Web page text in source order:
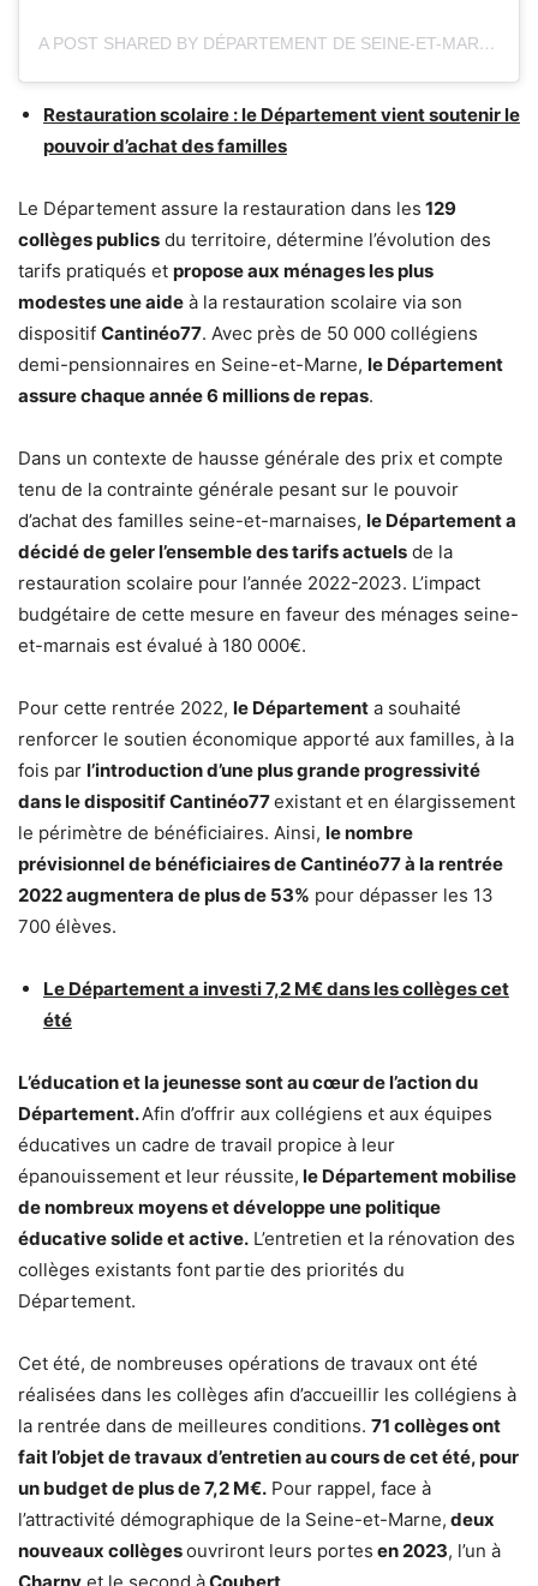
A POST SHARED BY DÉPARTEMENT DE SEINE-ET-MARNE (@DEPARTEMENT77)
Restauration scolaire : le Département vient soutenir le
pouvoir d’achat des familles
Le Département assure la restauration dans les 129
collèges publics du territoire, détermine l’évolution des
tarifs pratiqués et propose aux ménages les plus
modestes une aide à la restauration scolaire via son
dispositif Cantinéo77. Avec près de 50 000 collégiens
demi-pensionnaires en Seine-et-Marne, le Département
assure chaque année 6 millions de repas.
Dans un contexte de hausse générale des prix et compte
tenu de la contrainte générale pesant sur le pouvoir
d’achat des familles seine-et-marnaises, le Département a
décidé de geler l’ensemble des tarifs actuels de la
restauration scolaire pour l’année 2022-2023. L’impact
budgétaire de cette mesure en faveur des ménages seine-
et-marnais est évalué à 180 000€.
Pour cette rentrée 2022, le Département a souhaité
renforcer le soutien économique apporté aux familles, à la
fois par l’introduction d’une plus grande progressivité
dans le dispositif Cantinéo77existant et en élargissement
le périmètre de bénéficiaires. Ainsi, le nombre
prévisionnel de bénéficiaires de Cantinéo77 à la rentrée
2022 augmentera de plus de 53% pour dépasser les 13
700 élèves.
Le Département a investi 7,2 M€ dans les collèges cet
été
L’éducation et la jeunesse sont au cœur de l’action du
Département.Afin d’offrir aux collégiens et aux équipes
éducatives un cadre de travail propice à leur
épanouissement et leur réussite, le Département mobilise
de nombreux moyens et développe une politique
éducative solide et active. L’entretien et la rénovation des
collèges existants font partie des priorités du
Département.
Cet été, de nombreuses opérations de travaux ont été
réalisées dans les collèges afin d’accueillir les collégiens à
la rentrée dans de meilleures conditions. 71 collèges ont
fait l’objet de travaux d’entretien au cours de cet été, pour
un budget de plus de 7,2 M€. Pour rappel, face à
l’attractivité démographique de la Seine-et-Marne, deux
nouveaux collègesouvriront leurs portes en 2023, l’un à